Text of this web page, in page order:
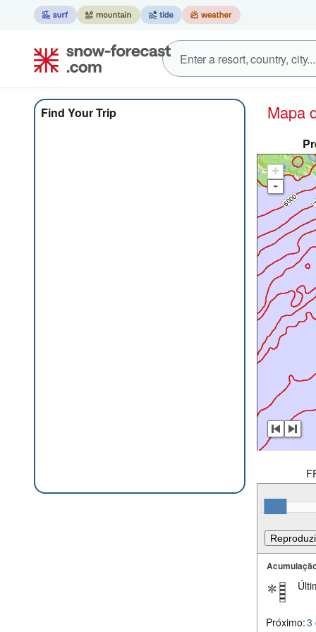
Find Your Trip
+
-
Próximo:3